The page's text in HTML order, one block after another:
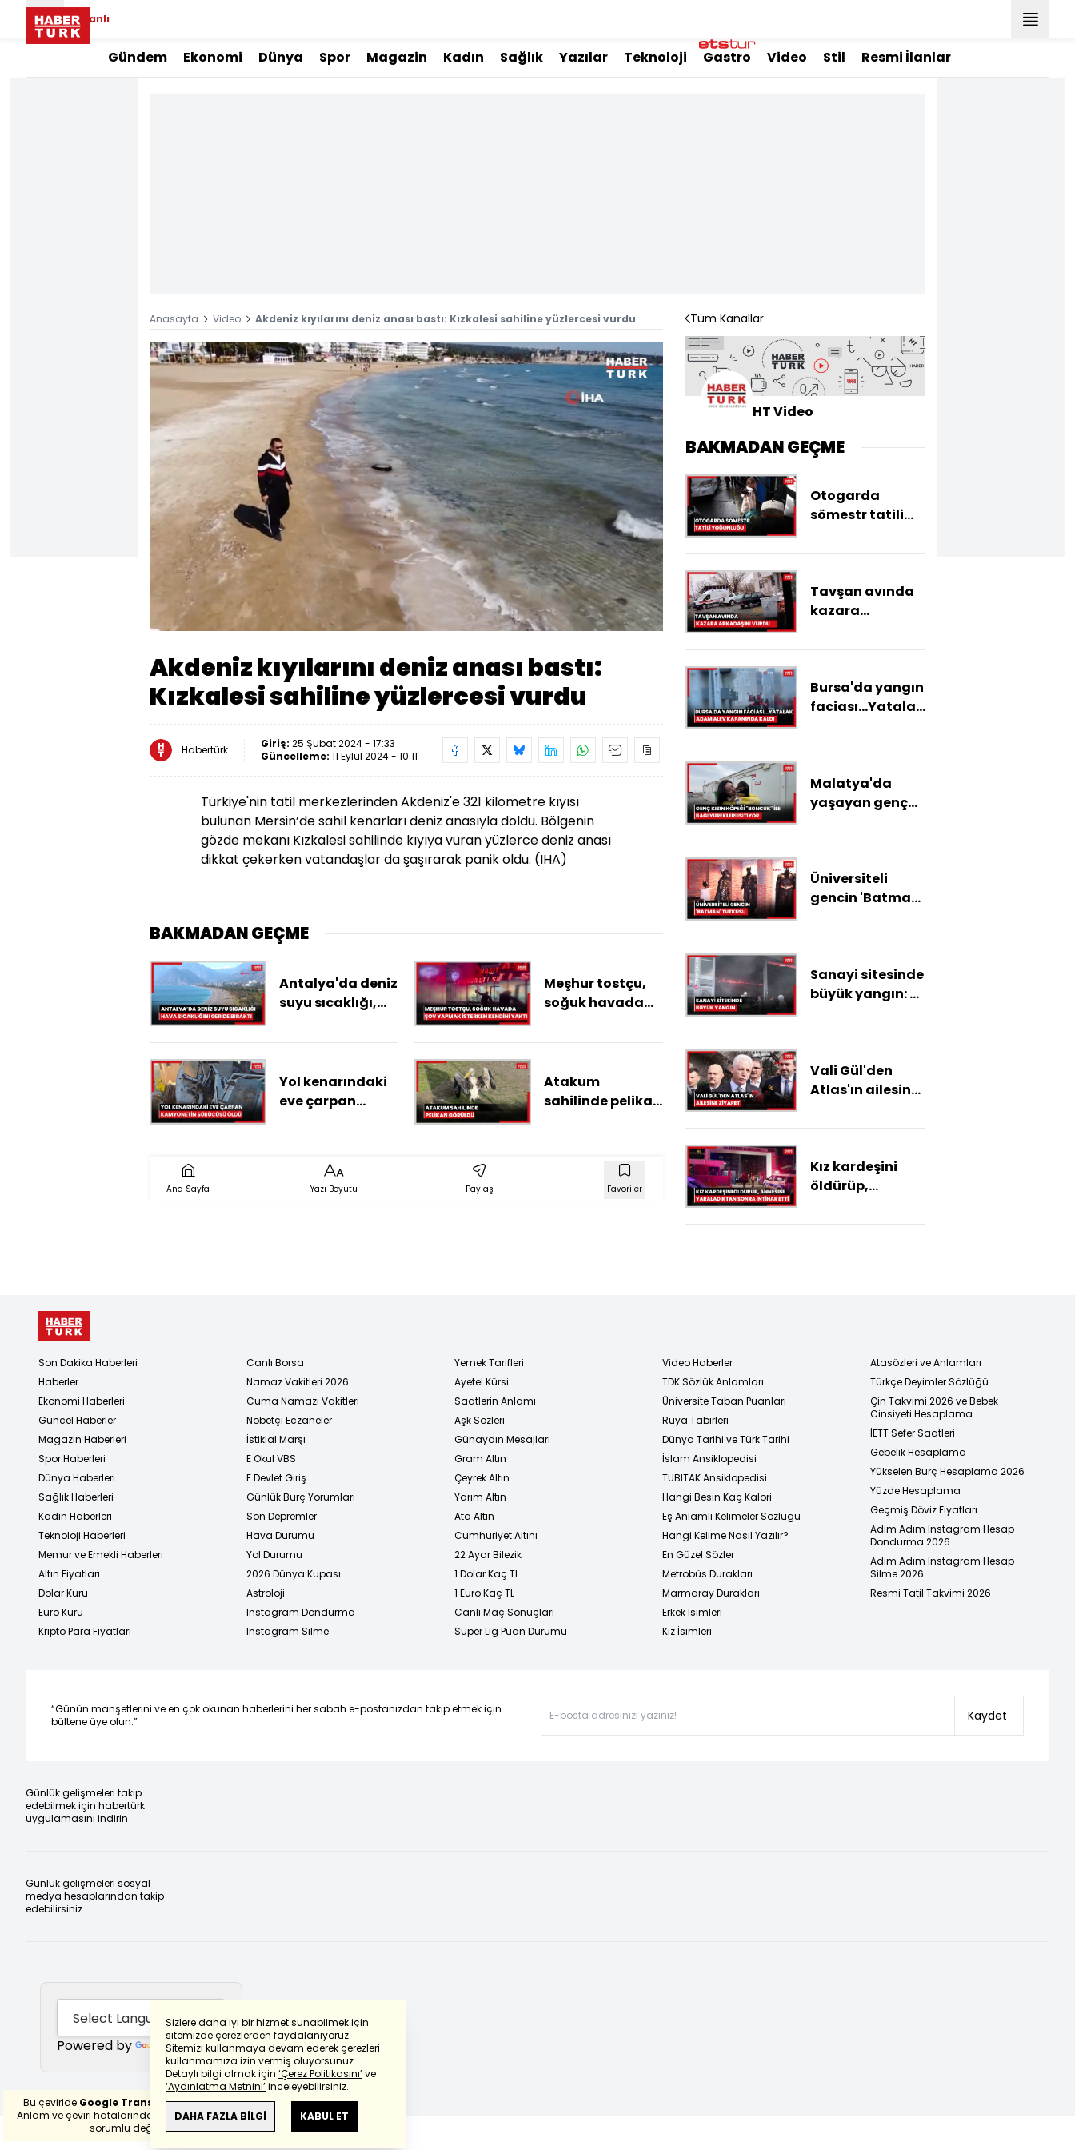
Canlı
Gündem Ekonomi Dünya Spor Magazin Kadın Sağlık Yazılar Teknoloji Gastro Video Stil Resmi İlanlar
Anasayfa Video Akdeniz kıyılarını deniz anası bastı: Kızkalesi sahiline yüzlercesi vurdu
14.27%
Oynatma
Hızı
Akdeniz kıyılarını deniz anası bastı:
Kızkalesi sahiline yüzlercesi vurdu
Habertürk Giriş: 25 Şubat 2024 - 17:33
Güncelleme: 11 Eylül 2024 - 10:11
Türkiye'nin tatil merkezlerinden Akdeniz'e 321 kilometre kıyısı
bulunan Mersin’de sahil kenarları deniz anasıyla doldu. Bölgenin
gözde mekanı Kızkalesi sahilinde kıyıya vuran yüzlerce deniz anası
dikkat çekerken vatandaşlar da şaşırarak panik oldu. (IHA)
BAKMADAN GEÇME
Antalya'da deniz
suyu sıcaklığı,
geride bıraktı
Meşhur tostçu,
soğuk havada
isterken kendini
Yol kenarındaki
eve çarpan
sürücüsü öldü
Atakum
sahilinde pelikan
Ana Sayfa Yazı Boyutu Paylaş Favoriler
Tüm Kanallar
HT Video
BAKMADAN GEÇME
Otogarda
sömestr tatili
Tavşan avında
kazara
vurdu
Bursa'da yangın
faciası...Yatalak
kapanında kaldı
Malatya'da
yaşayan genç
"Boncuk" ile bağı
Üniversiteli
gencin 'Batman'
Sanayi sitesinde
büyük yangın: 5
kaldırıldı
Vali Gül'den
Atlas'ın ailesine
Kız kardeşini
öldürüp,
yaraladıktan
Sizlere daha iyi bir hizmet sunabilmek için
sitemizde çerezlerden faydalanıyoruz.
Sitemizi kullanmaya devam ederek çerezleri
kullanmamıza izin vermiş oluyorsunuz.
Detaylı bilgi almak için ‘Çerez Politikasını’ve
‘Aydınlatma Metnini’inceleyebilirsiniz.
DAHA FAZLA BİLGİ KABUL ET
Son Dakika Haberleri
Haberler
Ekonomi Haberleri
Güncel Haberler
Magazin Haberleri
Spor Haberleri
Dünya Haberleri
Sağlık Haberleri
Kadın Haberleri
Teknoloji Haberleri
Memur ve Emekli Haberleri
Altın Fiyatları
Dolar Kuru
Euro Kuru
Kripto Para Fiyatları
Canlı Borsa
Namaz Vakitleri 2026
Cuma Namazı Vakitleri
Nöbetçi Eczaneler
İstiklal Marşı
E Okul VBS
E Devlet Giriş
Günlük Burç Yorumları
Son Depremler
Hava Durumu
Yol Durumu
2026 Dünya Kupası
Astroloji
Instagram Dondurma
Instagram Silme
Yemek Tarifleri
Ayetel Kürsi
Saatlerin Anlamı
Aşk Sözleri
Günaydın Mesajları
Gram Altın
Çeyrek Altın
Yarım Altın
Ata Altın
Cumhuriyet Altını
22 Ayar Bilezik
1 Dolar Kaç TL
1 Euro Kaç TL
Canlı Maç Sonuçları
Süper Lig Puan Durumu
Video Haberler
TDK Sözlük Anlamları
Üniversite Taban Puanları
Rüya Tabirleri
Dünya Tarihi ve Türk Tarihi
İslam Ansiklopedisi
TÜBİTAK Ansiklopedisi
Hangi Besin Kaç Kalori
Eş Anlamlı Kelimeler Sözlüğü
Hangi Kelime Nasıl Yazılır?
En Güzel Sözler
Metrobüs Durakları
Marmaray Durakları
Erkek İsimleri
Kız İsimleri
Atasözleri ve Anlamları
Türkçe Deyimler Sözlüğü
Çin Takvimi 2026 ve Bebek
Cinsiyeti Hesaplama
İETT Sefer Saatleri
Gebelik Hesaplama
Yükselen Burç Hesaplama 2026
Yüzde Hesaplama
Geçmiş Döviz Fiyatları
Adım Adım Instagram Hesap
Dondurma 2026
Adım Adım Instagram Hesap
Silme 2026
Resmi Tatil Takvimi 2026
“Günün manşetlerini ve en çok okunan haberlerini her sabah e-postanızdan takip etmek için
bültene üye olun.”
Kaydet
Günlük gelişmeleri takip
edebilmek için habertürk
uygulamasını indirin
Günlük gelişmeleri sosyal
medya hesaplarından takip
edebilirsiniz.
Powered by Translate
Bu çeviride Google Transletekullanılmıştır.
Anlam ve çeviri hatalarından
haberturk.com
sorumlu değildir.